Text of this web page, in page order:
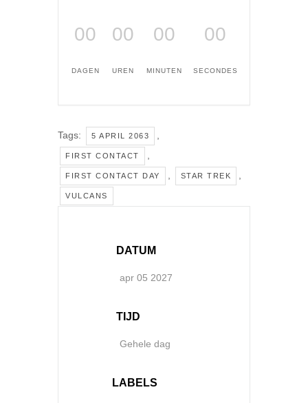
00
DAGEN
00
UREN
00
MINUTEN
00
SECONDES
Tags: 5 APRIL 2063
FIRST CONTACT
FIRST CONTACT DAY STAR TREK
VULCANS
DATUM
apr 05 2027
TIJD
Gehele dag
LABELS